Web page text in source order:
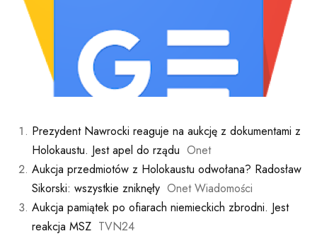
Prezydent Nawrocki reaguje na aukcję z dokumentami z
Holokaustu. Jest apel do rządu Onet
Aukcja przedmiotów z Holokaustu odwołana? Radosław
Sikorski: wszystkie zniknęły Onet Wiadomości
Aukcja pamiątek po ofiarach niemieckich zbrodni. Jest
reakcja MSZ TVN24